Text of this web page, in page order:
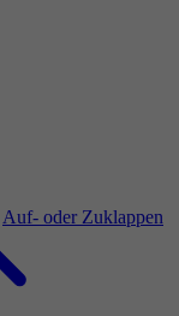
Auf- oder Zuklappen